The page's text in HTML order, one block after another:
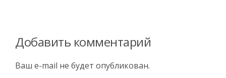
Добавить комментарий
Ваш e-mail не будет опубликован.